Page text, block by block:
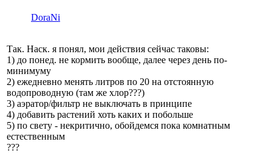
DoraNi
Так. Наск. я понял, мои действия сейчас таковы:
1) до понед. не кормить вообще, далее через день по-
минимуму
2) ежедневно менять литров по 20 на отстоянную
водопроводную (там же хлор???)
3) аэратор/фильтр не выключать в принципе
4) добавить растений хоть каких и побольше
5) по свету - некритично, обойдемся пока комнатным
естественным
???